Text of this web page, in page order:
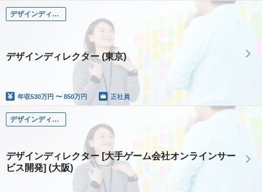
デザインディレクター
デザインディレクター (東京)
年収530万円 〜 850万円 正社員
デザインディレクター
デザインディレクター [大手ゲーム会社オンラインサー
ビス開発] (大阪)